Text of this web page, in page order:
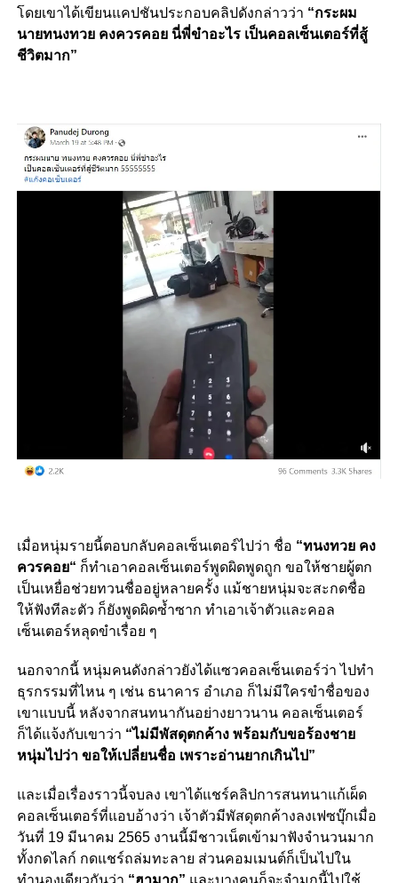
โดยเขาได้เขียนแคปชันประกอบคลิปดังกล่าวว่า “กระผม
นายทนงทวย คงควรคอย นี่พี่ขำอะไร เป็นคอลเซ็นเตอร์ที่สู้
ชีวิตมาก”
เมื่อหนุ่มรายนี้ตอบกลับคอลเซ็นเตอร์ไปว่า ชื่อ “ทนงทวย คง
ควรคอย“ ก็ทำเอาคอลเซ็นเตอร์พูดผิดพูดถูก ขอให้ชายผู้ตก
เป็นเหยื่อช่วยทวนชื่ออยู่หลายครั้ง แม้ชายหนุ่มจะสะกดชื่อ
ให้ฟังทีละตัว ก็ยังพูดผิดซ้ำซาก ทำเอาเจ้าตัวและคอล
เซ็นเตอร์หลุดขำเรื่อย ๆ
นอกจากนี้ หนุ่มคนดังกล่าวยังได้แซวคอลเซ็นเตอร์ว่า ไปทำ
ธุรกรรมที่ไหน ๆ เช่น ธนาคาร อำเภอ ก็ไม่มีใครขำชื่อของ
เขาแบบนี้ หลังจากสนทนากันอย่างยาวนาน คอลเซ็นเตอร์
ก็ได้แจ้งกับเขาว่า “ไม่มีพัสดุตกค้าง พร้อมกับขอร้องชาย
หนุ่มไปว่า ขอให้เปลี่ยนชื่อ เพราะอ่านยากเกินไป”
และเมื่อเรื่องราวนี้จบลง เขาได้แชร์คลิปการสนทนาแก้เผ็ด
คอลเซ็นเตอร์ที่แอบอ้างว่า เจ้าตัวมีพัสดุตกค้างลงเฟซบุ๊กเมื่อ
วันที่ 19 มีนาคม 2565 งานนี้มีชาวเน็ตเข้ามาฟังจำนวนมาก
ทั้งกดไลก์ กดแชร์ถล่มทะลาย ส่วนคอมเมนต์ก็เป็นไปใน
ทำนองเดียวกันว่า “ฮามาก” และบางคนก็จะจำมุกนี้ไปใช้